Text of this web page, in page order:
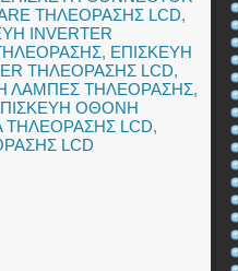
ΤΗΛΕΟΡΑΣΗΣ LCD,
INVERTER
, ΕΠΙΣΚΕΥΗ
ΤΗΛΕΟΡΑΣΗΣ LCD,
ΛΑΜΠΕΣ ΤΗΛΕΟΡΑΣΗΣ,
ΟΘΟΝΗ
ΤΗΛΕΟΡΑΣΗΣ LCD,
LCD